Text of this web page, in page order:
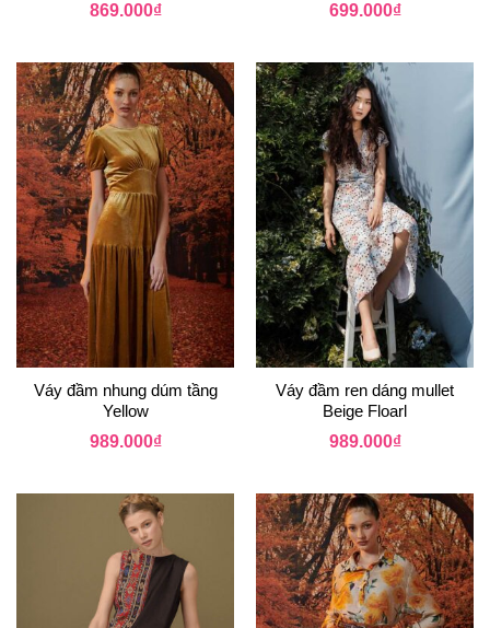
869.000₫
699.000₫
Váy đầm nhung dúm tầng
Yellow
989.000₫
Váy đầm ren dáng mullet
Beige Floarl
989.000₫